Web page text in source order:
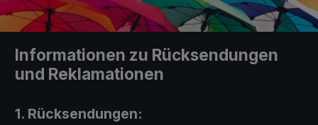
Informationen zu Rücksendungen
und Reklamationen
1. Rücksendungen: